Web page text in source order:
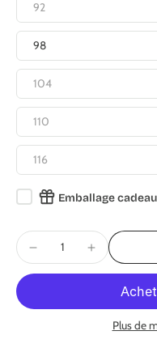
92
98
104
110
116
Emballage cadeau
Plus de